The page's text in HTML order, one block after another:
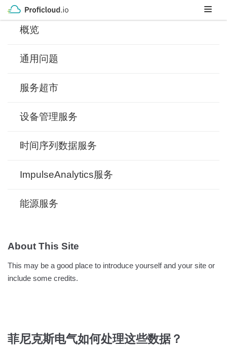
Skip
content
概览
通用问题
服务超市
设备管理服务
时间序列数据服务
ImpulseAnalytics服务
能源服务
About This Site
This may be a good place to introduce yourself and your site or
include some credits.
菲尼克斯电气如何处理这些数据？